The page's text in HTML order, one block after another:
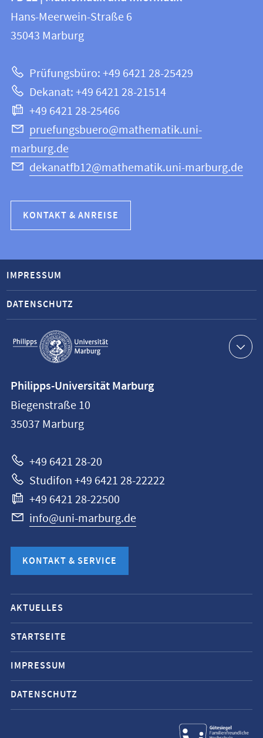
und
Informationen
Website
FB
12
|
und
Informatik
Hans-Meerwein-Straße 6
35043 Marburg
Prüfungsbüro: +49 6421 28-25429
Dekanat: +49 6421 28-21514
+49 6421 28-25466
pruefungsbuero@mathematik.uni-
marburg.de
dekanatfb12@mathematik.uni-marburg.de
KONTAKT & ANREISE
Service-
Navigation
IMPRESSUM
DATENSCHUTZ
Philipps-
Universität
Marburg
Philipps-Universität Marburg
Biegenstraße 10
35037 Marburg
+49 6421 28-20
Studifon +49 6421 28-22222
+49 6421 28-22500
info@uni-marburg.de
KONTAKT & SERVICE
Mobile-
Service-
Navigation
und
Social
Media
Kontakte
AKTUELLES
STARTSEITE
IMPRESSUM
DATENSCHUTZ